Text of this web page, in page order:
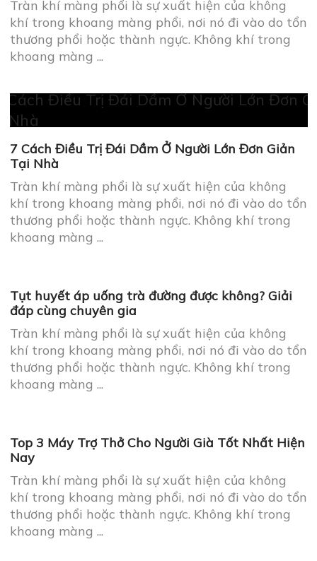
Tràn khí màng phổi là sự xuất hiện của không
khí trong khoang màng phổi, nơi nó đi vào do tổn
thương phổi hoặc thành ngực. Không khí trong
khoang màng ...
7 Cách Điều Trị Đái Dầm Ở Người Lớn Đơn Giản
Tại Nhà
Tràn khí màng phổi là sự xuất hiện của không
khí trong khoang màng phổi, nơi nó đi vào do tổn
thương phổi hoặc thành ngực. Không khí trong
khoang màng ...
Tụt huyết áp uống trà đường được không? Giải
đáp cùng chuyên gia
Tràn khí màng phổi là sự xuất hiện của không
khí trong khoang màng phổi, nơi nó đi vào do tổn
thương phổi hoặc thành ngực. Không khí trong
khoang màng ...
Top 3 Máy Trợ Thở Cho Người Già Tốt Nhất Hiện
Nay
Tràn khí màng phổi là sự xuất hiện của không
khí trong khoang màng phổi, nơi nó đi vào do tổn
thương phổi hoặc thành ngực. Không khí trong
khoang màng ...